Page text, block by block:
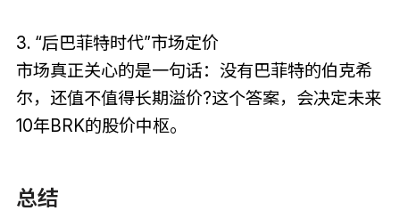
3. “后巴菲特时代”市场定价
市场真正关心的是一句话：没有巴菲特的伯克希
尔，还值不值得长期溢价?这个答案，会决定未来
10年BRK的股价中枢。
总结